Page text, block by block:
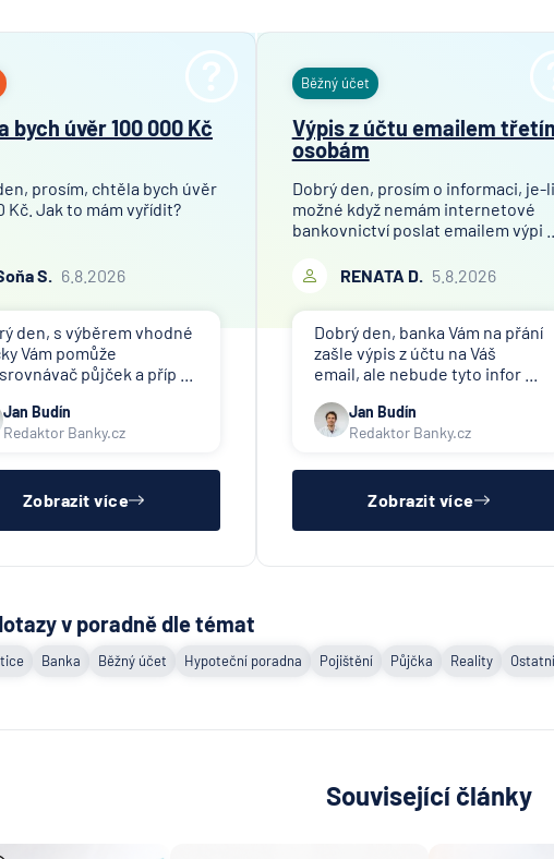
bych úvěr 100 000 Kč
prosím, chtěla bych úvěr
Kč. Jak to mám vyřídit?
S. 6.8.2026
den, s výběrem vhodné
Vám pomůže
půjček a příp ...
Jan Budín
Redaktor Banky.cz
Zobrazit více
Běžný účet
Výpis z účtu emailem
osobám
Dobrý den, prosím o informaci, je-li
možné když nemám internetové
bankovnictví poslat emailem výpi ...
RENATA D. 5.8.2026
Dobrý den, banka Vám na přání
zašle výpis z účtu na Váš
email, ale nebude tyto infor ...
Jan Budín
Redaktor Banky.cz
Zobrazit více
v poradně dle témat
Banka Běžný účet Hypoteční poradna Pojištění Půjčka Reality Ostatní
Související články